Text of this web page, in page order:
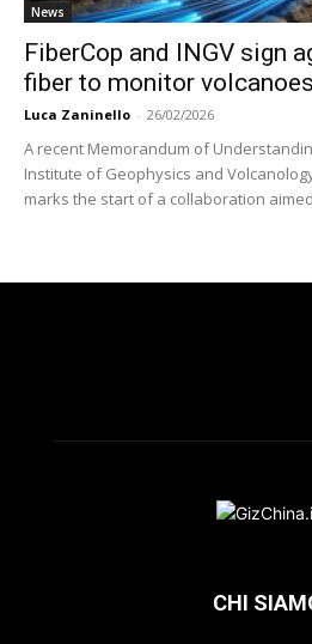
News
FiberCop and INGV sign
fiber to monitor
Luca Zaninello - 26/02/2026
A recent Memorandum of
Institute of Geophysics and
marks the start of a collaboration
CHI